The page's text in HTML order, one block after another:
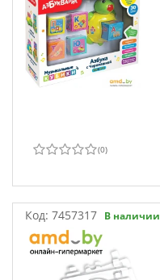
(0)
Код: 7457317 В наличии